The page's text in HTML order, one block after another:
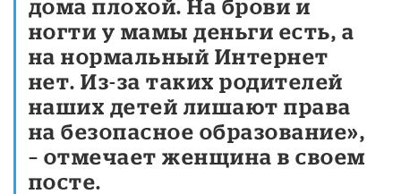
дома плохой. На брови и
ногти у мамы деньги есть, а
на нормальный Интернет
нет. Из-за таких родителей
наших детей лишают права
на безопасное образование»,
– отмечает женщина в своем
посте.